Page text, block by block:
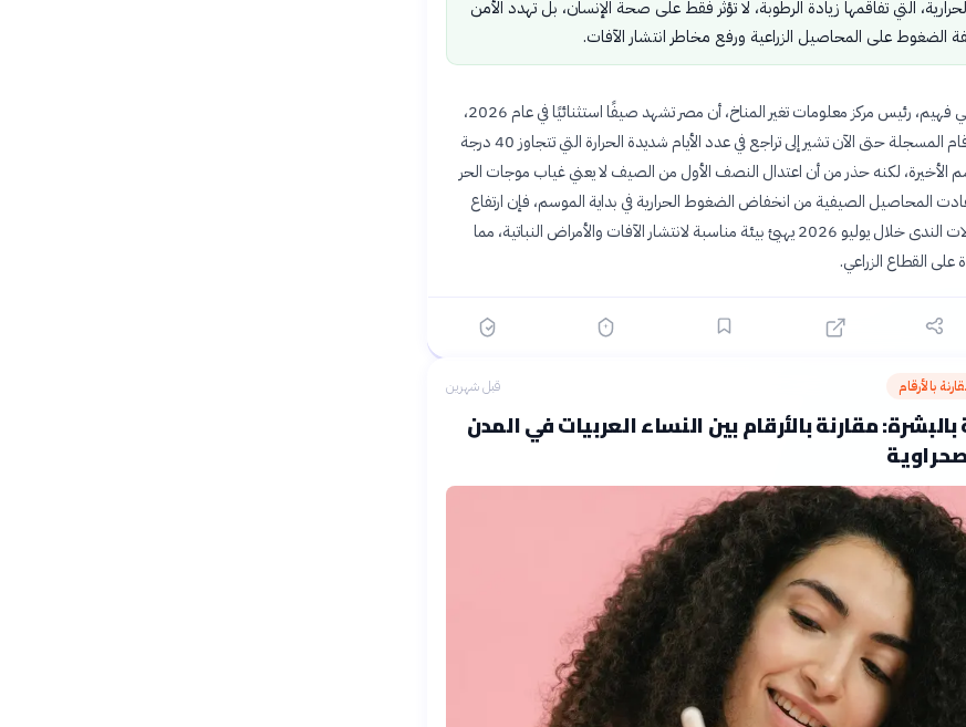
التي تفاقمها زيادة الرطوبة، لا تؤثر فقط على صحة الإنسان، بل تهدد الأمن
الضغوط على المحاصيل الزراعية ورفع مخاطر انتشار الآفات.
أكد الدكتور محمد علي فهيم، رئيس مركز معلومات تغير المناخ، أن مصر تشهد صيفًا استثنائيًا في عام 2026،
حيث أشار إلى أن الأرقام المسجلة حتى الآن تشير إلى تراجع في عدد الأيام شديدة الحرارة التي تتجاوز 40 درجة
الأخيرة، لكنه حذر من أن اعتدال النصف الأول من الصيف لا يعني غياب موجات الحر
المحاصيل الصيفية من انخفاض الضغوط الحرارية في بداية الموسم، فإن ارتفاع
الرطوبة وارتفاع معدلات الندى خلال يوليو 2026 يهيئ بيئة مناسبة لانتشار الآفات والأمراض النباتية، مما
القطاع الزراعي.
بالأرقام قبل شهرين
بالبشرة: مقارنة بالأرقام بين النساء العربيات في المدن